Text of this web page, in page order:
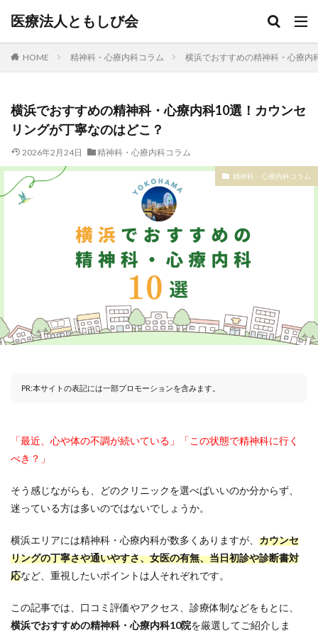
医療法人ともしび会
HOME 精神科・心療内科コラム 横浜でおすすめの精神科・心療内
横浜でおすすめの精神科・心療内科10選！カウンセ
リングが丁寧なのはどこ？
2026年2月24日 精神科・心療内科コラム
精神科・心療内科コラム
PR:本サイトの表記には一部プロモーションを含みます。
「最近、心や体の不調が続いている」「この状態で精神科に行く
べき？」
そう感じながらも、どのクリニックを選べばいいのか分からず、
迷っている方は多いのではないでしょうか。
横浜エリアには精神科・心療内科が数多くありますが、 カウンセ
リングの丁寧さや通いやすさ、女医の有無、当日初診や診断書対
応など、重視したいポイントは人それぞれです。
この記事では、口コミ評価やアクセス、診療体制などをもとに、
横浜でおすすめの精神科・心療内科10院を厳選してご紹介しま